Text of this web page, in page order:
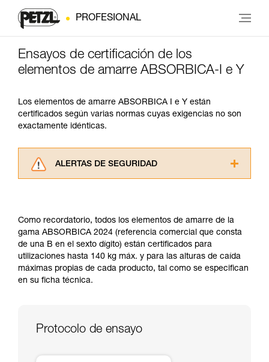
PROFESIONAL
Ensayos de certificación de los
elementos de amarre ABSORBICA-I e Y
Los elementos de amarre ABSORBICA I e Y están
certificados según varias normas cuyas exigencias no son
exactamente idénticas.
ALERTAS DE SEGURIDAD
información de la ficha técnica para poder
comprender este complemento informativo.
Dominar estas técnicas requiere una formación
y un entrenamiento específico. Confirme a
través de un profesional su capacidad para
ejecutar estas técnicas, solo y con total
su actividad. Pueden existir otras que no
Como recordatorio, todos los elementos de amarre de la
gama ABSORBICA 2024 (referencia comercial que consta
de una B en el sexto dígito) están certificados para
utilizaciones hasta 140 kg máx. y para las alturas de caída
máximas propias de cada producto, tal como se especifican
en su ficha técnica.
Protocolo de ensayo